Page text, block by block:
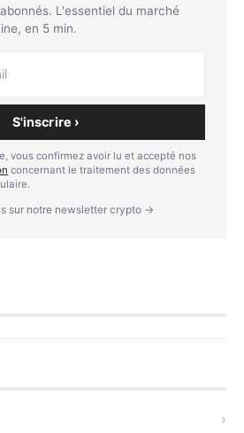
L'essentiel du marché
en 5 min.
S'inscrire ›
vous confirmez avoir lu et accepté nos
concernant le traitement des données
sur notre newsletter crypto →